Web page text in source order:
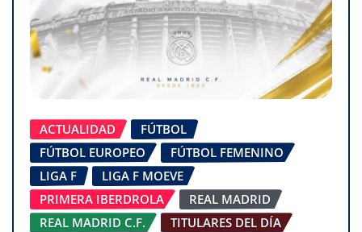
ACTUALIDAD
FÚTBOL
FÚTBOL EUROPEO
FÚTBOL FEMENINO
LIGA F
LIGA F MOEVE
PRIMERA IBERDROLA
REAL MADRID
REAL MADRID C.F.
TITULARES DEL DÍA